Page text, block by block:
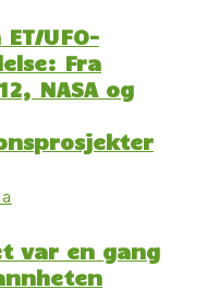
UFO-
Fra
NASA og
var en gang